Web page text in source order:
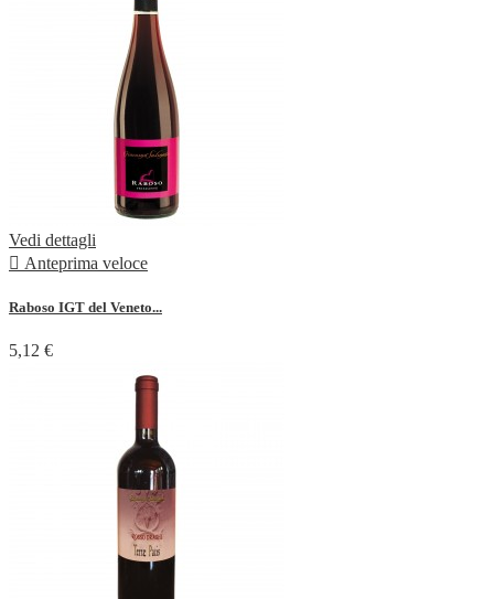
Vedi dettagli
 Anteprima veloce
Raboso IGT del Veneto...
5,12 €